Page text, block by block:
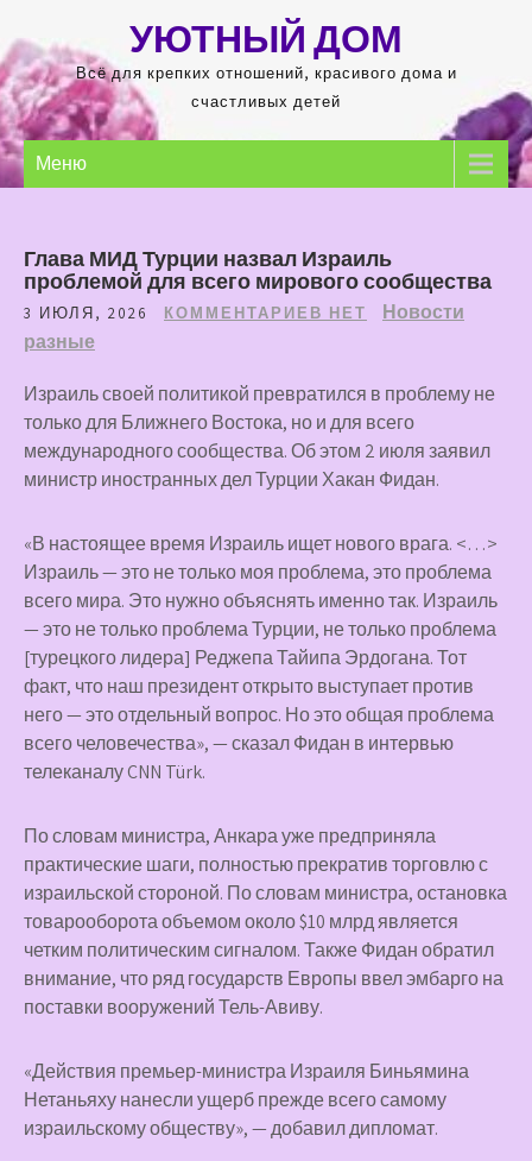
содержимому
УЮТНЫЙ ДОМ
Всё для крепких отношений, красивого дома и
счастливых детей
Меню
Глава МИД Турции назвал Израиль
проблемой для всего мирового сообщества
3 ИЮЛЯ, 2026 КОММЕНТАРИЕВ НЕТ
Новости
разные
Израиль своей политикой превратился в проблему не
только для Ближнего Востока, но и для всего
международного сообщества. Об этом 2 июля заявил
министр иностранных дел Турции Хакан Фидан.
«В настоящее время Израиль ищет нового врага. <…>
Израиль — это не только моя проблема, это проблема
всего мира. Это нужно объяснять именно так. Израиль
— это не только проблема Турции, не только проблема
[турецкого лидера] Реджепа Тайипа Эрдогана. Тот
факт, что наш президент открыто выступает против
него — это отдельный вопрос. Но это общая проблема
всего человечества», — сказал Фидан в интервью
телеканалу CNN Türk.
По словам министра, Анкара уже предприняла
практические шаги, полностью прекратив торговлю с
израильской стороной. По словам министра, остановка
товарооборота объемом около $10 млрд является
четким политическим сигналом. Также Фидан обратил
внимание, что ряд государств Европы ввел эмбарго на
поставки вооружений Тель-Авиву.
«Действия премьер-министра Израиля Биньямина
Нетаньяху нанесли ущерб прежде всего самому
израильскому обществу», — добавил дипломат.